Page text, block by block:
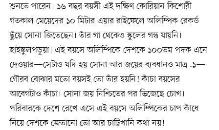
শুনতে পারেন। ১৬ বছর বয়সী এই দক্ষিণ কোরিয়ান কিশোরী
গতকাল মেয়েদের ১০ মিটার এয়ার রাইফেলে অলিম্পিক রেকর্ড
ছুঁয়ে সোনা জিতেছেন। তাঁর গা থেকেও স্কুলের গন্ধ যায়নি।
হাইস্কুলপড়ুয়া। এই বয়সে অলিম্পিকে দেশকে ১০০তম পদক এনে
দেওয়ার—সেটাও যদি হয় সোনা আর জয়ের ব্যবধানও মাত্র .১—
গৌরব বোঝার মতো বয়সই তো তাঁর হয়নি! কাঁচা বয়সের
আবেগটাও কাঁচা। সোনা জয় নিশ্চিতের পর ভিজেছে চোখ।
পরিবারকে দেশে রেখে এসে এই বয়সে অলিম্পিকের চাপ কাঁধে
নিয়ে দেশকে জেতানো তো আর চাট্টিখানি কথা নয়!